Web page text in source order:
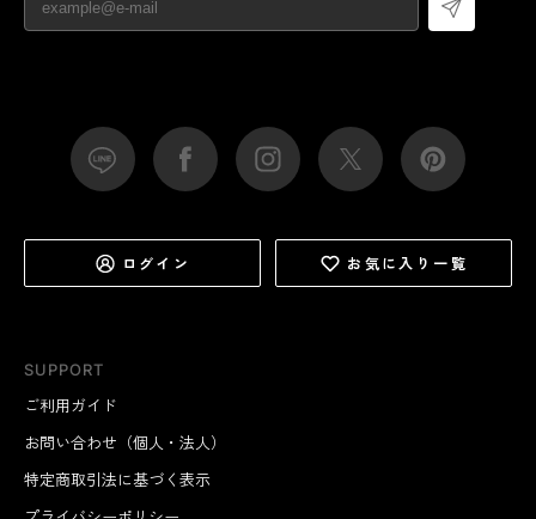
SUPPORT
ご利用ガイド
お問い合わせ（個人・法人）
特定商取引法に基づく表示
ログイン お気に入り一覧